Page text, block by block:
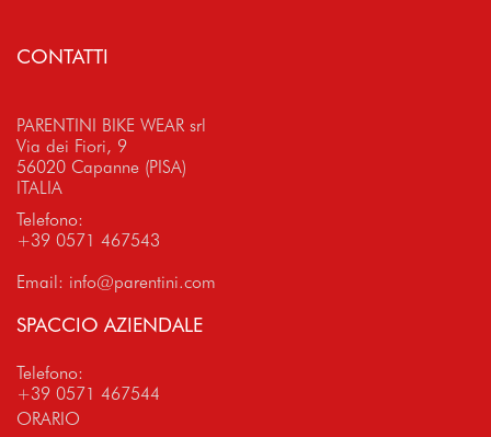
CONTATTI
PARENTINI BIKE WEAR srl
Via dei Fiori, 9
56020 Capanne (PISA)
ITALIA
Telefono:
+39 0571 467543
Email: info@parentini.com
SPACCIO AZIENDALE
Telefono:
+39 0571 467544
ORARIO